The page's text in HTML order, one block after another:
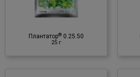
Плантатор® 0.25.50
25 г
♦ NPK
♦ мікроелементи
♦ фітогормони
♦ вітаміни